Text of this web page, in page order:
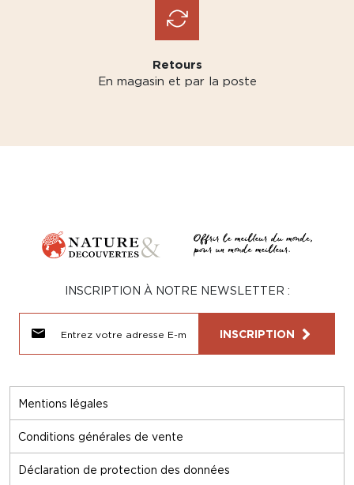
Retours
En magasin et par la poste
Mentions légales
Conditions générales de vente
Déclaration de protection des données
INSCRIPTION À NOTRE NEWSLETTER :
INSCRIPTION